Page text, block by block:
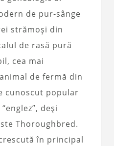
de pur-sânge
strămoși din
de rasă pură
cea mai
de fermă din
cunoscut popular
“englez”, deși
Thoroughbred.
în principal